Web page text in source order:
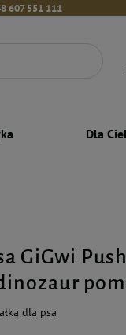
607 551 111
Dla
GiGwi
dla psa